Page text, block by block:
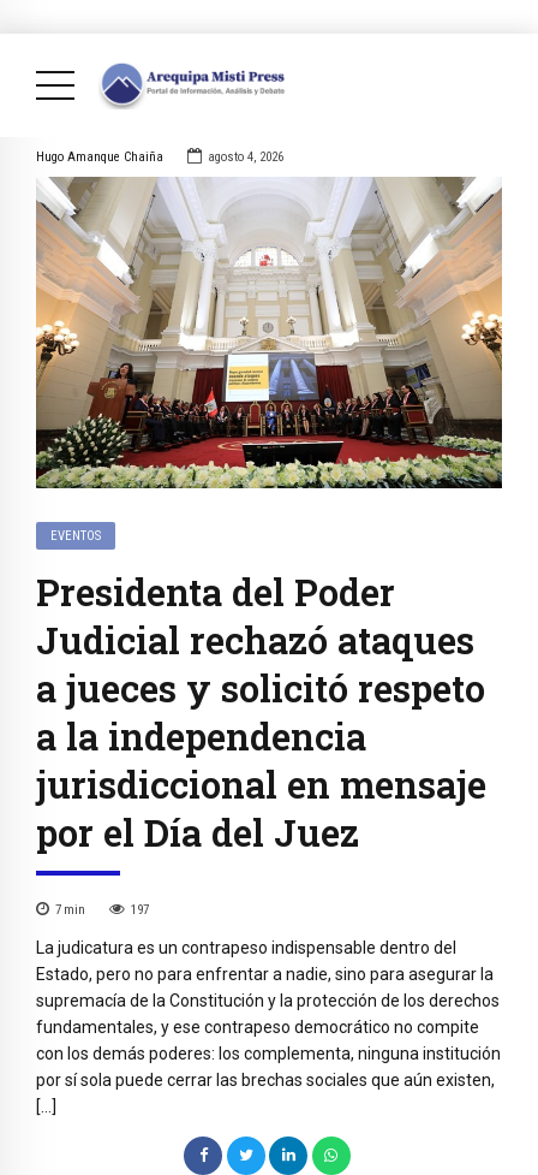
Hugo Amanque Chaiña agosto 4, 2026
EVENTOS
Presidenta del Poder
Judicial rechazó ataques
a jueces y solicitó respeto
a la independencia
jurisdiccional en mensaje
por el Día del Juez
7 min 197
La judicatura es un contrapeso indispensable dentro del
Estado, pero no para enfrentar a nadie, sino para asegurar la
supremacía de la Constitución y la protección de los derechos
fundamentales, y ese contrapeso democrático no compite
con los demás poderes: los complementa, ninguna institución
por sí sola puede cerrar las brechas sociales que aún existen,
[…]